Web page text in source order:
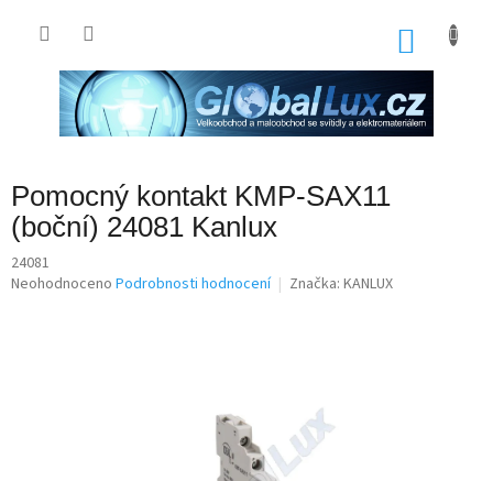
Pomocný kontakt KMP-SAX11
(boční) 24081 Kanlux
24081
Průměrné
Neohodnoceno Podrobnosti hodnocení Značka: KANLUX